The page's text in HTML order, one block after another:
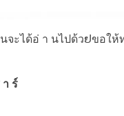
จะได้อ่ า นไปด้วຢขอใ
ร์